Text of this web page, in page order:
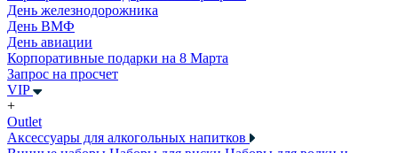
День железнодорожника
День ВМФ
День авиации
Корпоративные подарки на 8 Марта
Запрос на просчет
VIP
+
Outlet
Аксессуары для алкогольных напитков